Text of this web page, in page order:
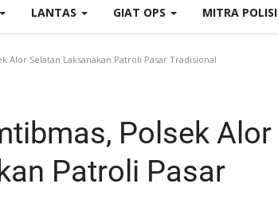
LANTAS GIAT OPS MITRA POLISI
Alor Selatan Laksanakan Patroli Pasar Tradisional
Polsek Alor
Patroli Pasar